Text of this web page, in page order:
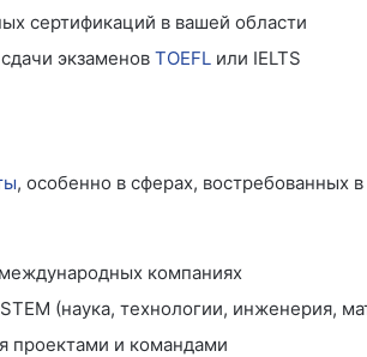
сертификаций в вашей области
экзаменов TOEFL или IELTS
, особенно в сферах, востребованных
компаниях
(наука, технологии, инженерия,
проектами и командами